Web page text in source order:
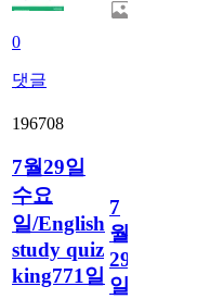
0
댓글
196708
7월29일
수요
일/English
study quiz
king771일
7
월
29
일